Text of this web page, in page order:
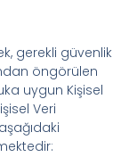
gerekli güvenlik
öngörülen
uygun Kişisel
Veri
aşağıdaki
: